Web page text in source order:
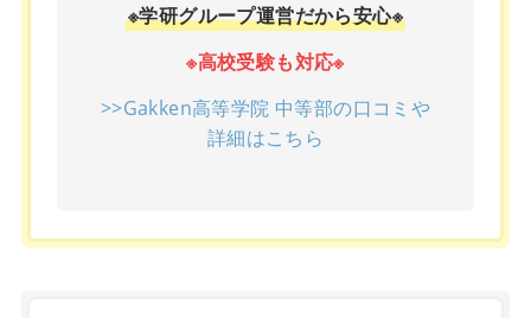
※学研グループ運営だから安心※
※高校受験も対応※
>>Gakken高等学院 中等部の口コミや
詳細はこちら